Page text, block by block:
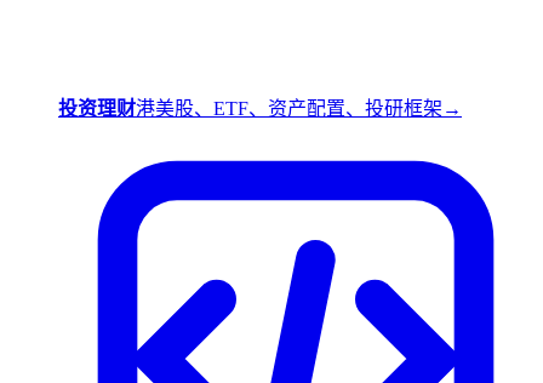
投资理财港美股、ETF、资产配置、投研框架 →